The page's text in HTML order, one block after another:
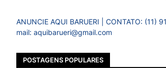
ANUNCIE AQUI BARUERI | CONTATO: (11)
mail: aquibarueri@gmail.com
POSTAGENS POPULARES